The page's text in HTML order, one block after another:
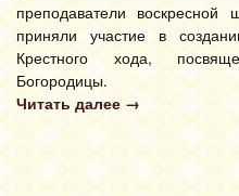
преподаватели воскресной
приняли участие в
Крестного хода,
Богородицы.
Читать далее →